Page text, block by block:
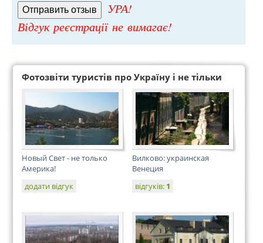
УРА!
Відгук реєстрації не вимагає!
Фотозвіти туристів про Україну і не тільки
Новый Свет - не только
Америка!
додати відгук
Вилково: украинская
Венеция
відгуків: 1